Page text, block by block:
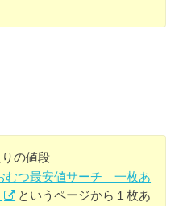
の値段
むつ最安値サーチ 一枚あ
というページから１枚あ